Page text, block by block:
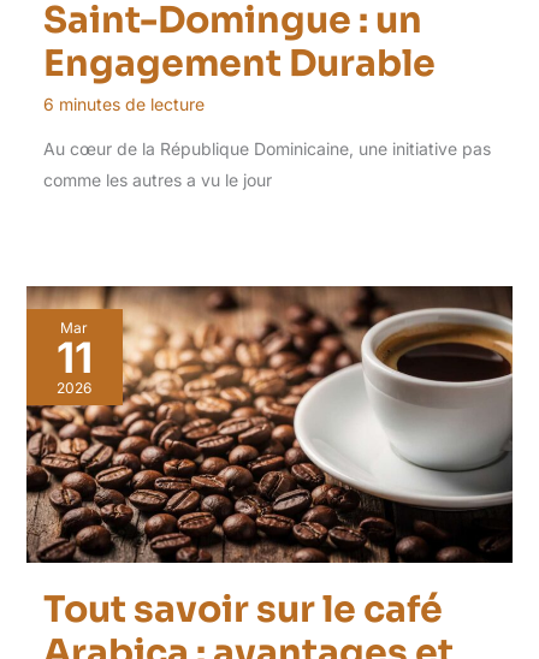
Saint-Domingue : un
Engagement Durable
6 minutes de lecture
Au cœur de la République Dominicaine, une initiative pas
comme les autres a vu le jour
Mar
11
2026
Tout savoir sur le café